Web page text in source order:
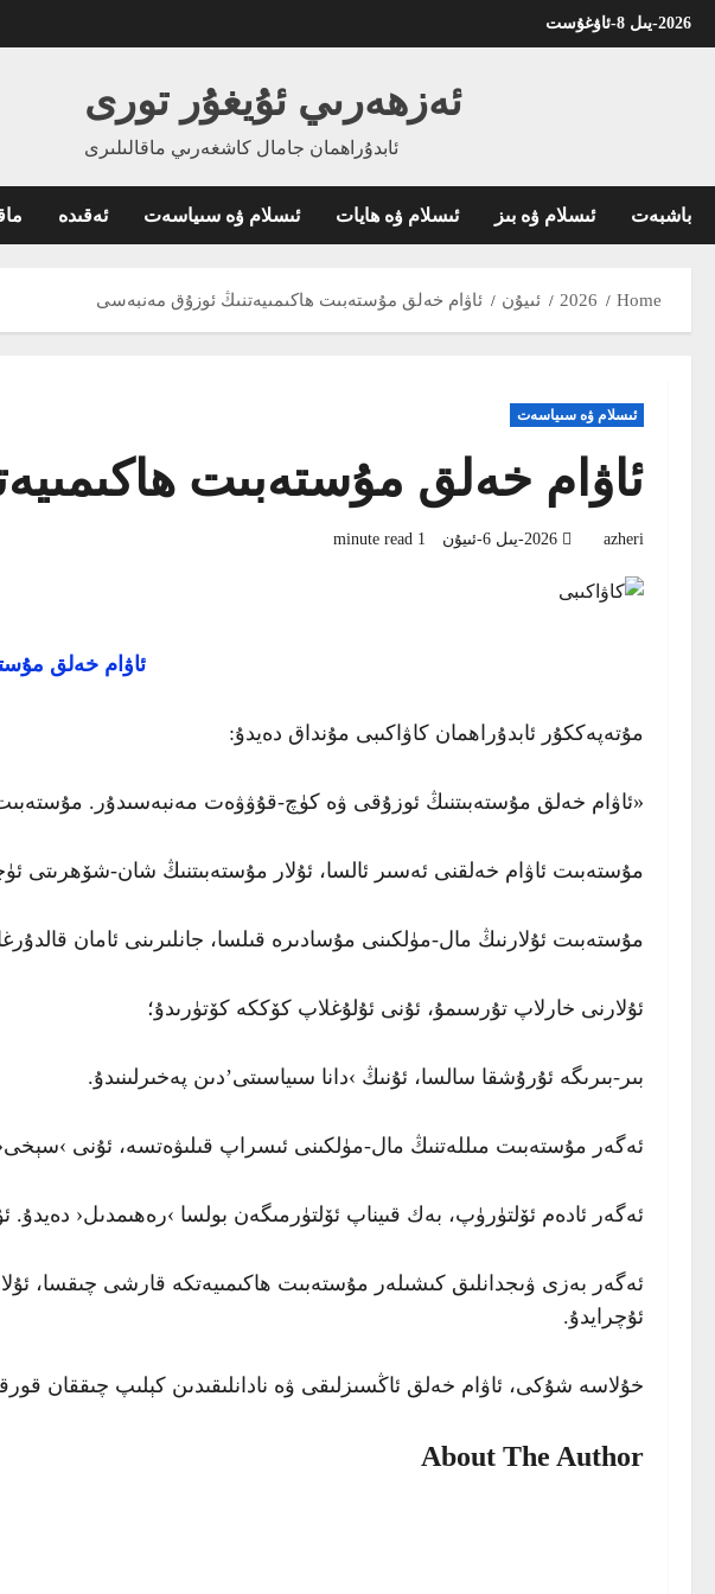
Skip
to
2026-يىل 8-ئاۋغۇست
ئەزھەرىي ئۇيغۇر تورى
ئابدۇراھمان جامال كاشغەرىي ماقالىلىرى
باشبەت ئىسلام ۋە بىز ئىسلام ۋە ھايات ئىسلام ۋە سىياسەت ئەقىدە
Home
2026 ئىيۇن ئاۋام خەلق مۇستەبىت ھاكىمىيەتنىڭ ئوزۇق مەنبەسى
ئىسلام ۋە سىياسەت
ئاۋام خەلق مۇستەبىت
azheri
1 minute read
ئاۋام خەلق
مۇتەپەككۇر ئابدۇراھمان كاۋاكىبى مۇنداق دەيدۇ:
«ئاۋام خەلق مۇستەبىتنىڭ ئوزۇقى ۋە كۈچ-قۇۋۋەت مەنبەسىدۇر. مۇستەبىت
مۇستەبىت ئاۋام خەلقنى ئەسىر ئالسا، ئۇلار مۇستەبىتنىڭ شان-شۆھرىتى
مۇستەبىت ئۇلارنىڭ مال-مۈلكىنى مۇسادىرە قىلسا، جانلىرىنى ئامان
ئۇلارنى خارلاپ تۇرسىمۇ، ئۇنى ئۇلۇغلاپ كۆككە كۆتۈرىدۇ؛
بىر-بىرىگە ئۇرۇشقا سالسا، ئۇنىڭ ›دانا سىياسىتى’دىن پەخىرلىنىدۇ.
ئەگەر مۇستەبىت مىللەتنىڭ مال-مۈلكىنى ئىسراپ قىلىۋەتسە، ئۇنى
ئەگەر ئادەم ئۆلتۈرۈپ، بەك قىيناپ ئۆلتۈرمىگەن بولسا ›رەھىمدىل‹ دەيدۇ.
ئەگەر بەزى ۋىجدانلىق كىشىلەر مۇستەبىت ھاكىمىيەتكە قارشى چىقسا،
ئۇچرايدۇ.
خۇلاسە شۇكى، ئاۋام خەلق ئاڭسىزلىقى ۋە نادانلىقىدىن كېلىپ چىققان
About The Author